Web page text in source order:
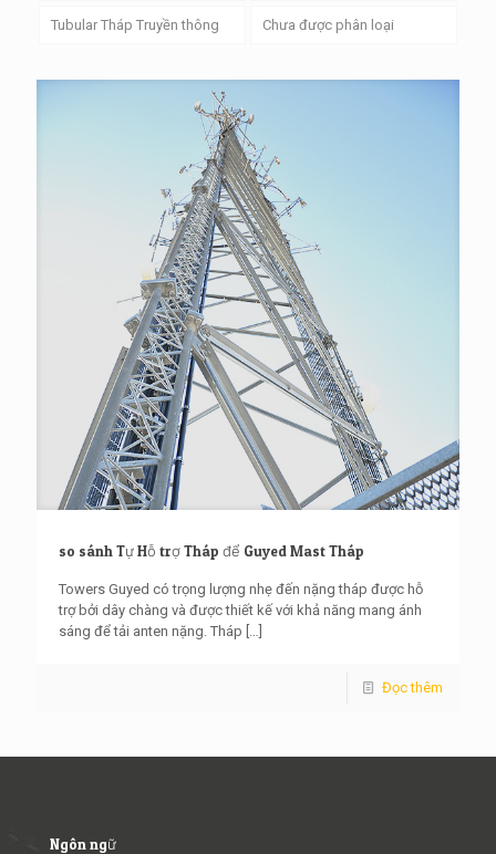
Tubular Tháp Truyền thông Chưa được phân loại
so sánh Tự Hỗ trợ Tháp để Guyed Mast Tháp
Towers Guyed có trọng lượng nhẹ đến nặng tháp được hỗ
trợ bởi dây chàng và được thiết kế với khả năng mang ánh
sáng để tải anten nặng. Tháp […]
Đọc thêm
Ngôn ngữ